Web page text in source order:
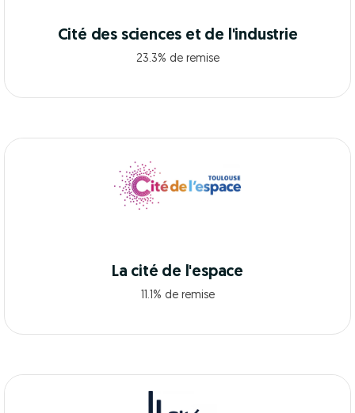
Cité des sciences et de l'industrie
23.3% de remise
La cité de l'espace
11.1% de remise